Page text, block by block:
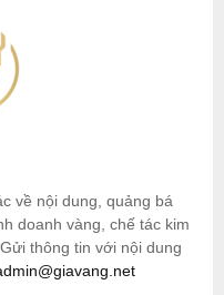
về nội dung, quảng bá
doanh vàng, chế tác kim
thông tin với nội dung